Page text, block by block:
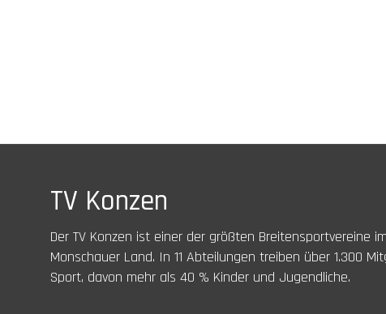
TV Konzen
Der TV Konzen ist einer der größten Breitensportvereine im
Monschauer Land. In 11 Abteilungen treiben über 1.300
Sport, davon mehr als 40 % Kinder und Jugendliche.